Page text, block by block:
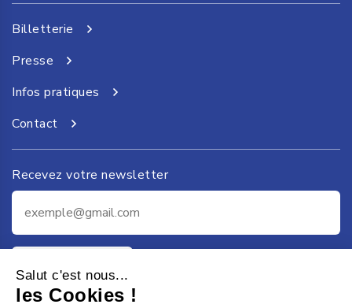
Salut c'est nous...
les Cookies !
Billetterie
Presse
Infos pratiques
Contact
Recevez votre newsletter
Je m'inscris